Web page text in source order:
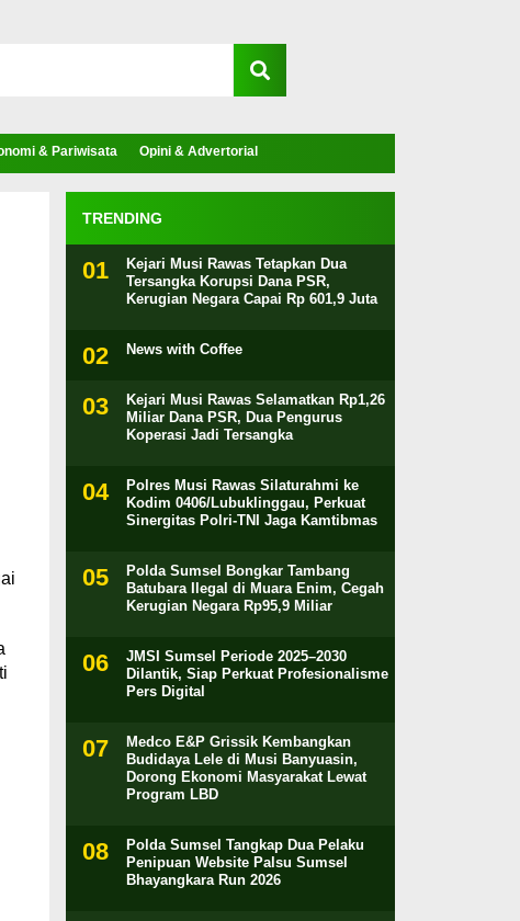
& Pariwisata Opini & Advertorial
TRENDING
Kejari Musi Rawas Tetapkan Dua
Tersangka Korupsi Dana PSR,
Kerugian Negara Capai Rp 601,9 Juta
News with Coffee
Kejari Musi Rawas Selamatkan Rp1,26
Miliar Dana PSR, Dua Pengurus
Koperasi Jadi Tersangka
Polres Musi Rawas Silaturahmi ke
Kodim 0406/Lubuklinggau, Perkuat
Sinergitas Polri-TNI Jaga Kamtibmas
Polda Sumsel Bongkar Tambang
Batubara Ilegal di Muara Enim, Cegah
Kerugian Negara Rp95,9 Miliar
JMSI Sumsel Periode 2025–2030
Dilantik, Siap Perkuat Profesionalisme
Pers Digital
Medco E&P Grissik Kembangkan
Budidaya Lele di Musi Banyuasin,
Dorong Ekonomi Masyarakat Lewat
Program LBD
Polda Sumsel Tangkap Dua Pelaku
Penipuan Website Palsu Sumsel
Bhayangkara Run 2026